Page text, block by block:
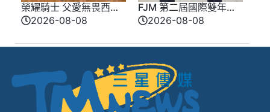
榮耀騎士 父愛無畏西部
牛仔風歡慶父親節 模
2026-08-08
FJM 第二屆國際雙年會
9 月台南登場 同步啟動
2026-08-08